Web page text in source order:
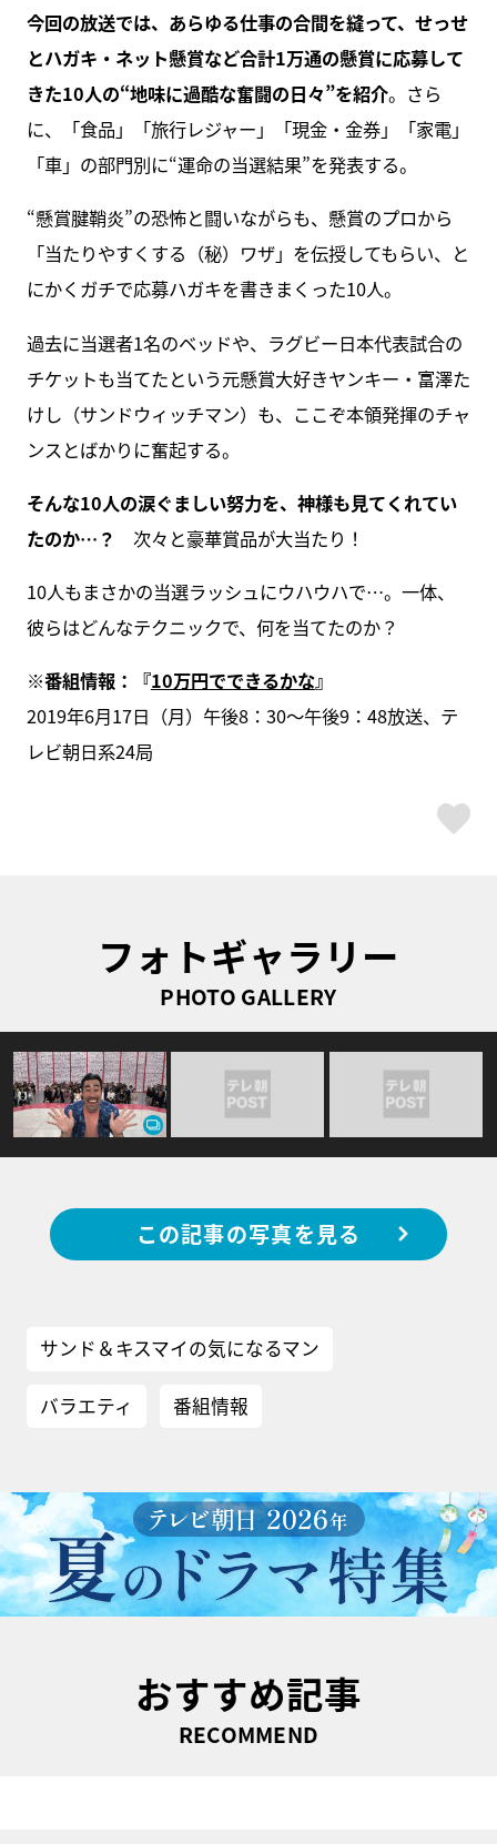
今回の放送では、あらゆる仕事の合間を縫って、せっせ
とハガキ・ネット懸賞など合計1万通の懸賞に応募して
きた10人の“地味に過酷な奮闘の日々”を紹介。さら
に、「食品」「旅行レジャー」「現金・金券」「家電」
「車」の部門別に“運命の当選結果”を発表する。
“懸賞腱鞘炎”の恐怖と闘いながらも、懸賞のプロから
「当たりやすくする（秘）ワザ」を伝授してもらい、と
にかくガチで応募ハガキを書きまくった10人。
過去に当選者1名のベッドや、ラグビー日本代表試合の
チケットも当てたという元懸賞大好きヤンキー・富澤た
けし（サンドウィッチマン）も、ここぞ本領発揮のチャ
ンスとばかりに奮起する。
そんな10人の涙ぐましい努力を、神様も見てくれてい
たのか…？
次々と豪華賞品が大当たり！
10人もまさかの当選ラッシュにウハウハで…。一体、
彼らはどんなテクニックで、何を当てたのか？
※番組情報：『10万円でできるかな』
2019年6月17日（月）午後8：30～午後9：48放送、テ
レビ朝日系24局
フォトギャラリー
PHOTO GALLERY
この記事の写真を見る
サンド＆キスマイの気になるマン
バラエティ 番組情報
おすすめ記事
RECOMMEND